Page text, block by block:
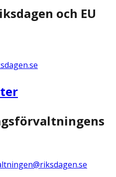
och EU